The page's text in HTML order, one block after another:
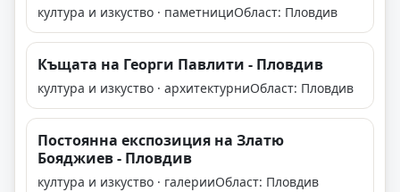
култура и изкуство · паметнициОбласт: Пловдив
Къщата на Георги Павлити - Пловдив
култура и изкуство · архитектурниОбласт: Пловдив
Постоянна експозиция на Златю
Бояджиев - Пловдив
култура и изкуство · галерииОбласт: Пловдив